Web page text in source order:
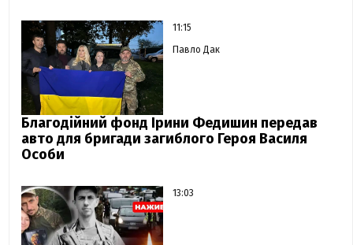
11:15
Павло Дак
Благодійний фонд Ірини Федишин передав
авто для бригади загиблого Героя Василя
Особи
13:03